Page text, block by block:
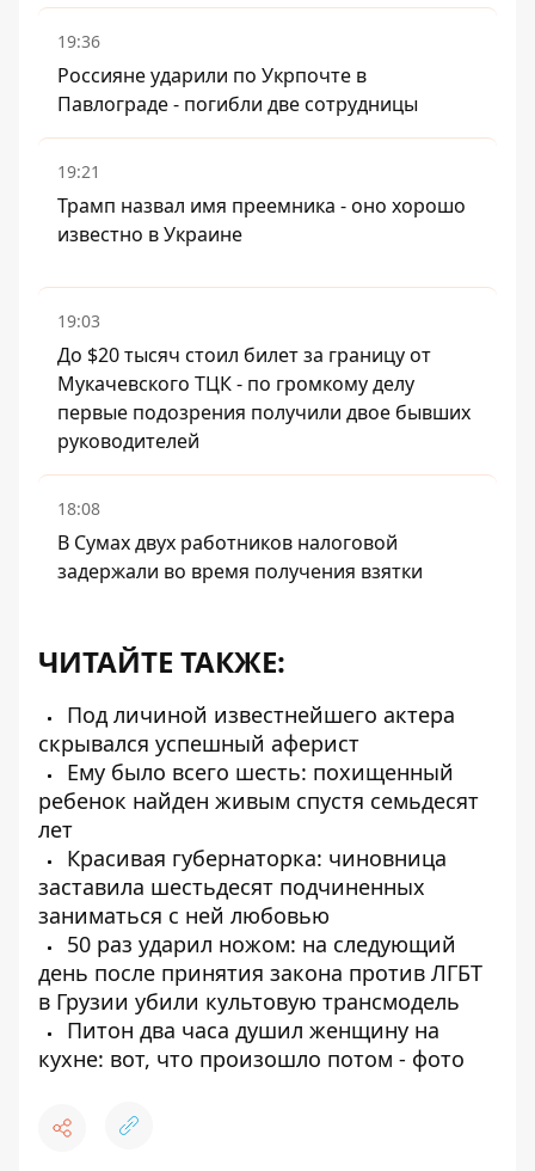
19:36
Россияне ударили по Укрпочте в
Павлограде - погибли две сотрудницы
19:21
Трамп назвал имя преемника - оно хорошо
известно в Украине
19:03
До $20 тысяч стоил билет за границу от
Мукачевского ТЦК - по громкому делу
первые подозрения получили двое бывших
руководителей
18:08
В Сумах двух работников налоговой
задержали во время получения взятки
ЧИТАЙТЕ ТАКЖЕ:
Под личиной известнейшего актера
скрывался успешный аферист
Ему было всего шесть: похищенный
ребенок найден живым спустя семьдесят
лет
Красивая губернаторка: чиновница
заставила шестьдесят подчиненных
заниматься с ней любовью
50 раз ударил ножом: на следующий
день после принятия закона против ЛГБТ
в Грузии убили культовую трансмодель
Питон два часа душил женщину на
кухне: вот, что произошло потом - фото